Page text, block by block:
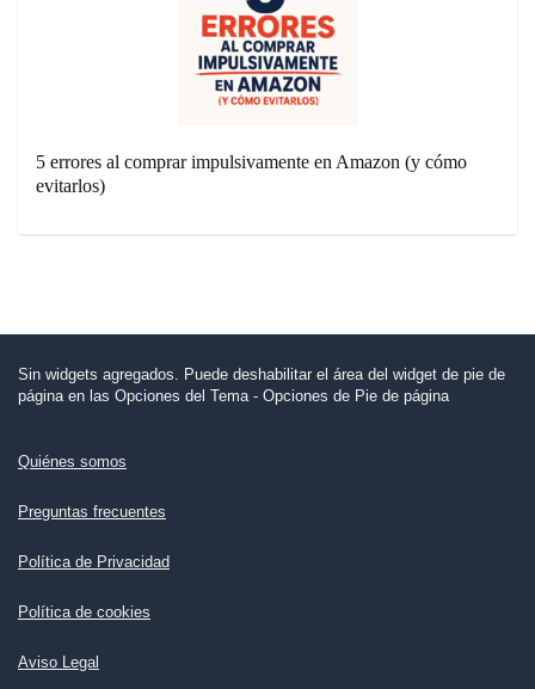
5 errores al comprar impulsivamente en Amazon (y cómo
evitarlos)
Sin widgets agregados. Puede deshabilitar el área del widget de pie de
página en las Opciones del Tema - Opciones de Pie de página
Quiénes somos
Preguntas frecuentes
Política de Privacidad
Política de cookies
Aviso Legal